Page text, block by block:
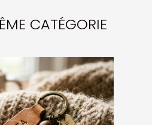
CATÉGORIE